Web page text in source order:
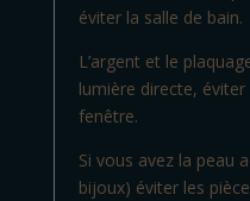
éviter la salle de bain.
L’argent et le
lumière directe, éviter
fenêtre.
Si vous avez la peau
bijoux) éviter les